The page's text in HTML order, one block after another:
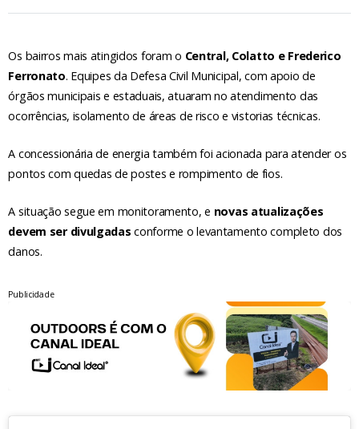
Os bairros mais atingidos foram o Central, Colatto e Frederico
Ferronato. Equipes da Defesa Civil Municipal, com apoio de
órgãos municipais e estaduais, atuaram no atendimento das
ocorrências, isolamento de áreas de risco e vistorias técnicas.
A concessionária de energia também foi acionada para atender os
pontos com quedas de postes e rompimento de fios.
A situação segue em monitoramento, e novas atualizações
devem ser divulgadas conforme o levantamento completo dos
danos.
Publicidade